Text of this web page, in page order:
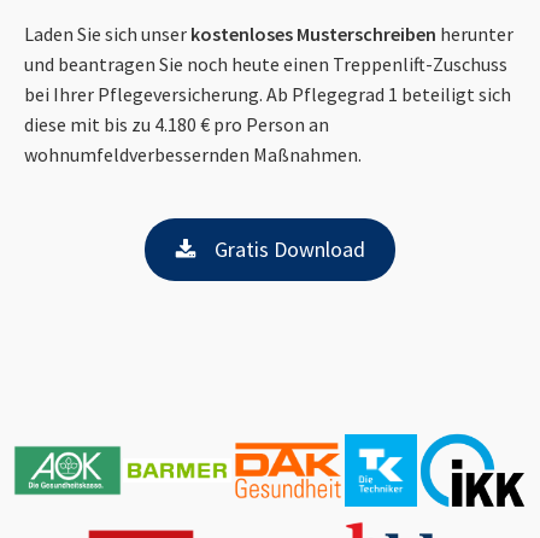
Laden Sie sich unser kostenloses Musterschreiben herunter
und beantragen Sie noch heute einen Treppenlift-Zuschuss
bei Ihrer Pflegeversicherung. Ab Pflegegrad 1 beteiligt sich
diese mit bis zu 4.180 € pro Person an
wohnumfeldverbessernden Maßnahmen.
Gratis Download